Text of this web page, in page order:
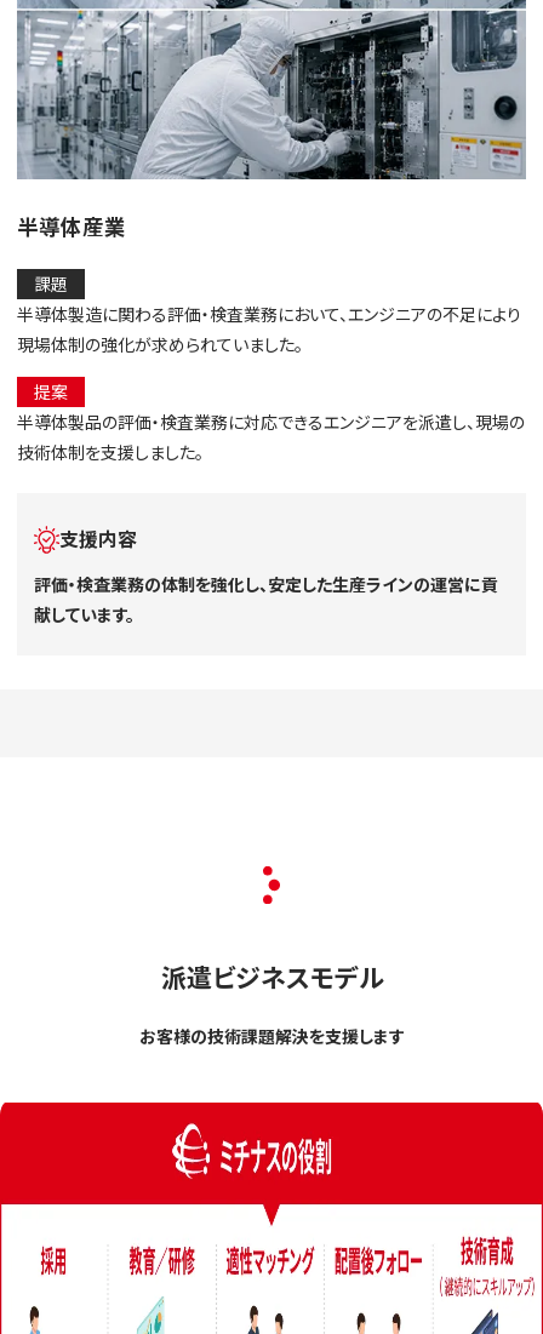
半導体産業
課題
半導体製造に関わる評価・検査業務において、エンジニアの不足により
現場体制の強化が求められていました。
提案
半導体製品の評価・検査業務に対応できるエンジニアを派遣し、現場の
技術体制を支援しました。
支援内容
評価・検査業務の体制を強化し、安定した生産ラインの運営に貢
献しています。
派遣ビジネスモデル
お客様の技術課題解決を支援します